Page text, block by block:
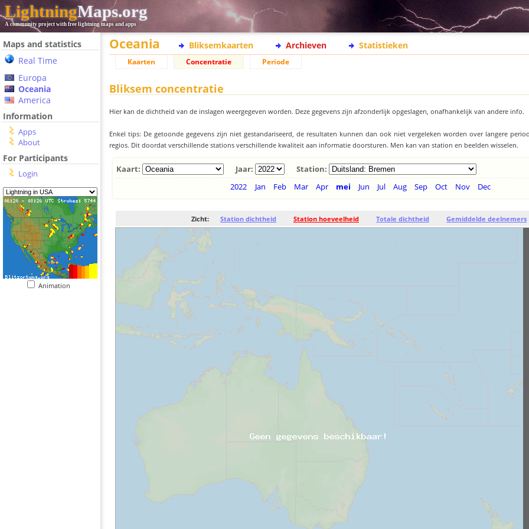
LightningMaps.org
A community project with free lightning maps and apps
Maps and statistics
Real Time
Europa
Oceania
America
Information
Apps
About
For Participants
Login
Animation
Oceania Bliksemkaarten Archieven Statistieken
Kaarten Concentratie Periode
Bliksem concentratie
Hier kan de dichtheid van de inslagen weergegeven worden. Deze gegevens zijn afzonderlijk opgeslagen, onafhankelijk van andere info.
Enkel tips: De getoonde gegevens zijn niet gestandariseerd, de resultaten kunnen dan ook niet vergeleken worden over langere
regios. Dit doordat verschillende stations verschillende kwaliteit aan informatie doorsturen. Men kan van station en beelden wisselen.
Kaart: Jaar:
Station:
2022
Jan Feb Mar Apr mei Jun Jul Aug Sep Oct Nov Dec
Zicht: Station dichtheid Station hoeveelheid Totale dichtheid Gemiddelde deelnemers